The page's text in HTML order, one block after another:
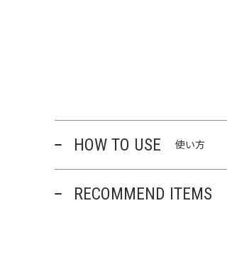
HOW TO USE 使い方
RECOMMEND ITEMS